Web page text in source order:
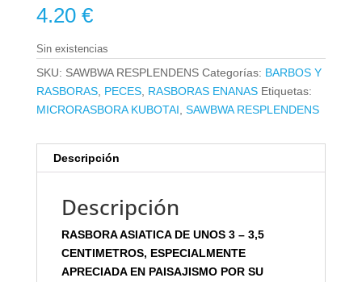
4.20 €
Sin existencias
SKU: SAWBWA RESPLENDENS Categorías: BARBOS Y
RASBORAS, PECES, RASBORAS ENANAS Etiquetas:
MICRORASBORA KUBOTAI SAWBWA RESPLENDENS
Descripción
Descripción
RASBORA ASIATICA DE UNOS 3 – 3,5
CENTIMETROS, ESPECIALMENTE
APRECIADA EN PAISAJISMO POR SU